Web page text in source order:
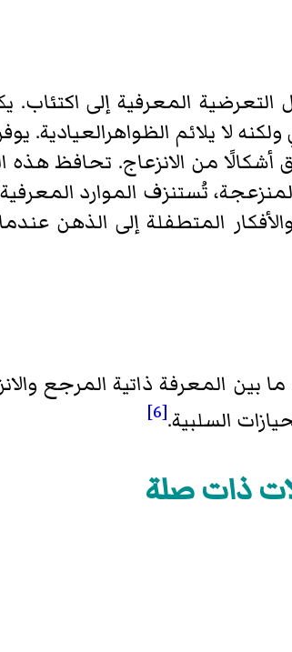
التعرضية المعرفية إلى
يلائم الظواهرالعيادية. يوفر
من الانزعاج. تحافظ هذه
تُستنزف الموارد
المتطفلة إلى الذهن
بين المعرفة ذاتية المرجع
السلبية.[6]
ذات صلة